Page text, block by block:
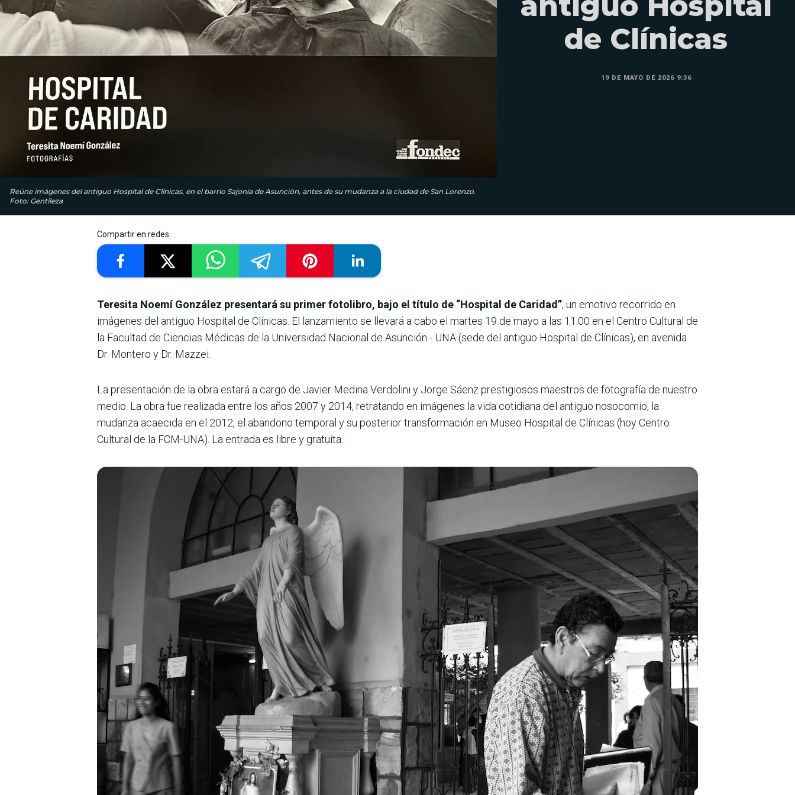
Reúne imágenes del antiguo Hospital de Clínicas, en el barrio Sajonia de Asunción, antes de su mudanza a la ciudad de San Lorenzo.
Foto: Gentileza
de Clínicas
19 DE MAYO DE 2026 9:36
Compartir en redes
Teresita Noemí González presentará su primer fotolibro, bajo el título de “Hospital de Caridad”, un emotivo recorrido en
imágenes del antiguo Hospital de Clínicas. El lanzamiento se llevará a cabo el martes 19 de mayo a las 11:00 en el Centro Cultural de
la Facultad de Ciencias Médicas de la Universidad Nacional de Asunción - UNA (sede del antiguo Hospital de Clínicas), en avenida
Dr. Montero y Dr. Mazzei.
La presentación de la obra estará a cargo de Javier Medina Verdolini y Jorge Sáenz prestigiosos maestros de fotografía de nuestro
medio. La obra fue realizada entre los años 2007 y 2014, retratando en imágenes la vida cotidiana del antiguo nosocomio, la
mudanza acaecida en el 2012, el abandono temporal y su posterior transformación en Museo Hospital de Clínicas (hoy Centro
Cultural de la FCM-UNA). La entrada es libre y gratuita.